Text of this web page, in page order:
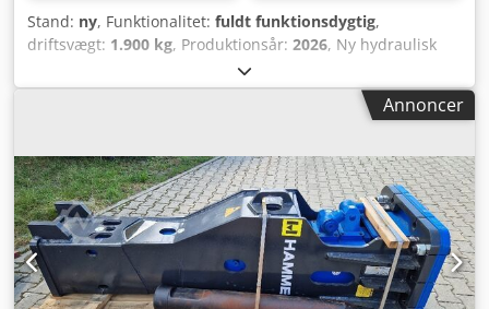
Stand: ny, Funktionalitet: fuldt funktionsdygtig,
driftsvægt: 1.900 kg, Produktionsår: 2026, Ny hydraulisk
hammer til gravemaskiner fra 20 ton og opefter. Inkluderer
påfyldningssæt og hydraulikslanger. Dcodpfxezltdko
Annoncer